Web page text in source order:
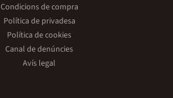
Condicions de compra
Política de privadesa
Política de cookies
Canal de denúncies
Avís legal